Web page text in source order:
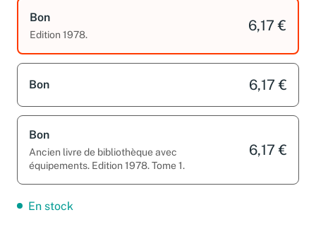
Bon
Edition 1978.
6,17 €
Bon 6,17 €
Bon
Ancien livre de bibliothèque avec
équipements. Edition 1978. Tome 1.
6,17 €
En stock